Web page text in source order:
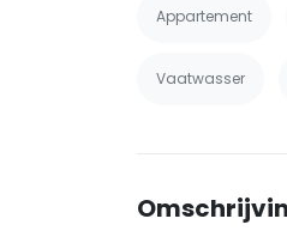
Appartement
Vaatwasser